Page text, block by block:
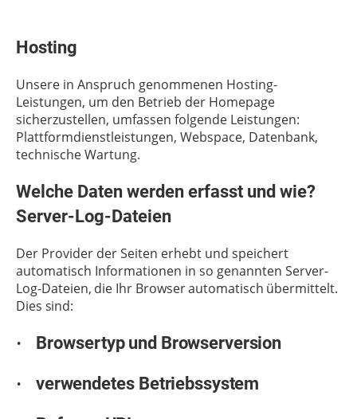
Hosting
Unsere in Anspruch genommenen Hosting-
Leistungen, um den Betrieb der Homepage
sicherzustellen, umfassen folgende Leistungen:
Plattformdienstleistungen, Webspace, Datenbank,
technische Wartung.
Welche Daten werden erfasst und wie?
Server-Log-Dateien
Der Provider der Seiten erhebt und speichert
automatisch Informationen in so genannten Server-
Log-Dateien, die Ihr Browserautomatisch übermittelt.
Dies sind:
· Browsertypund Browserversion
· verwendetes Betriebssystem